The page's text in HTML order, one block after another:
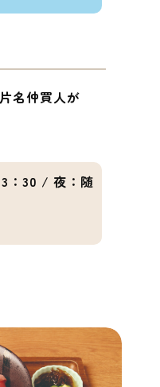
名仲買人が
：30 / 夜：随